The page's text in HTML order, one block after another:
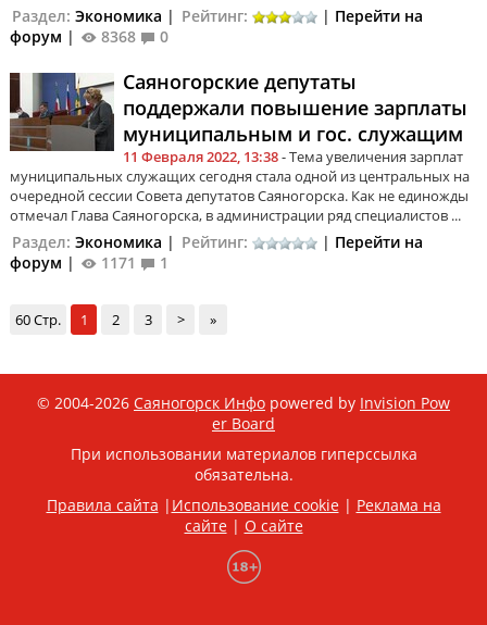
Раздел: Экономика | Рейтинг: | Перейти на
форум | 8368 0
Саяногорские депутаты
поддержали повышение зарплаты
муниципальным и гос. служащим
11 Февраля 2022, 13:38- Тема увеличения зарплат
муниципальных служащих сегодня стала одной из центральных на
очередной сессии Совета депутатов Саяногорска. Как не единожды
отмечал Глава Саяногорска, в администрации ряд специалистов ...
Раздел: Экономика | Рейтинг: | Перейти на
форум | 1171 1
60 Стр. 1 2 3 > »
© 2004-2026 Саяногорск Инфо powered by Invision Pow
er Board
При использовании материалов гиперссылка
обязательна.
Правила сайта | Использование cookie| Реклама на
сайте| О сайте